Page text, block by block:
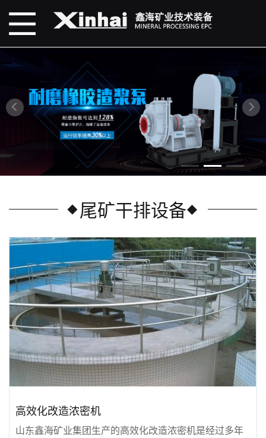
尾矿干排设备
高效化改造浓密机
山东鑫海矿业集团生产的高效化改造浓密机是经过多年